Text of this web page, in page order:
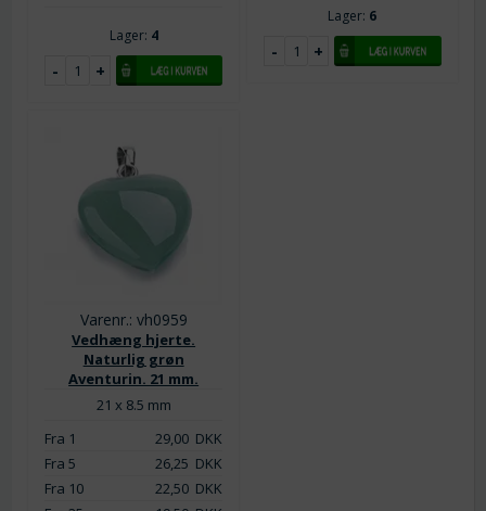
Lager: 4
Lager: 6
Varenr.: vh0959
Vedhæng hjerte.
Naturlig grøn
Aventurin. 21 mm.
21 x 8.5 mm
Fra 1
29,00DKK
Fra 5
26,25 DKK
Fra 10
22,50DKK